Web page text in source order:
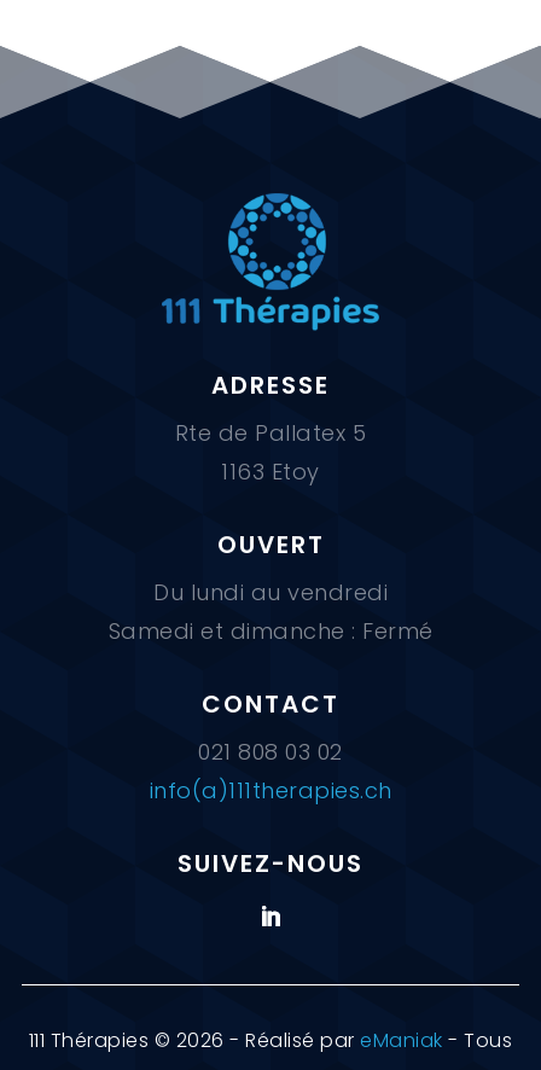
ADRESSE
Rte de Pallatex 5
1163 Etoy
OUVERT
Du lundi au vendredi
Samedi et dimanche : Fermé
CONTACT
021 808 03 02
info(a)111therapies.ch
SUIVEZ-NOUS
111 Thérapies © 2026 - Réalisé par eManiak - Tous